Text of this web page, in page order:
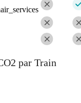
par Train